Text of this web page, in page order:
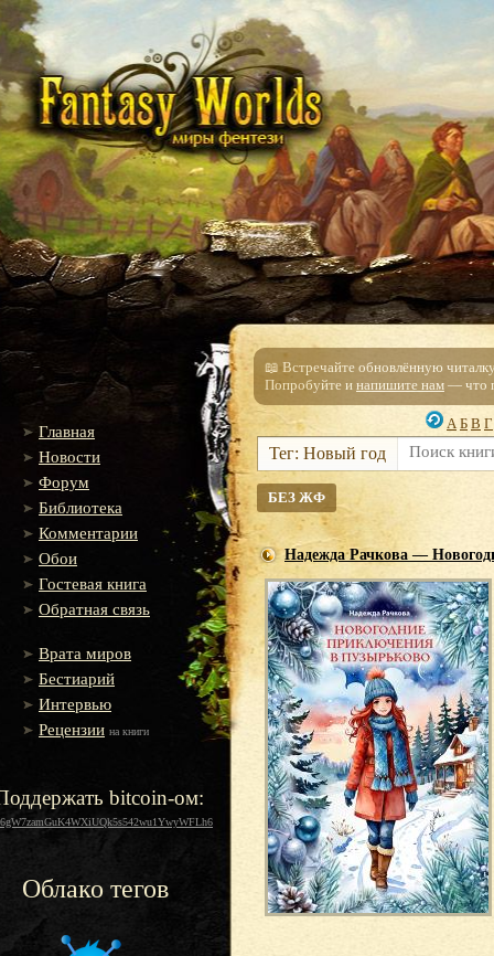
Главная
Новости
Форум
Библиотека
Комментарии
Обои
Гостевая книга
Обратная связь
Врата миров
Бестиарий
Интервью
Рецензии на книги
bitcoin-ом:
Облако тегов
📖 Встречайте обновлённую
Попробуйте и напишите нам — что
А Б В Г
Тег: Новый год
БЕЗ ЖФ
Надежда Рачкова —